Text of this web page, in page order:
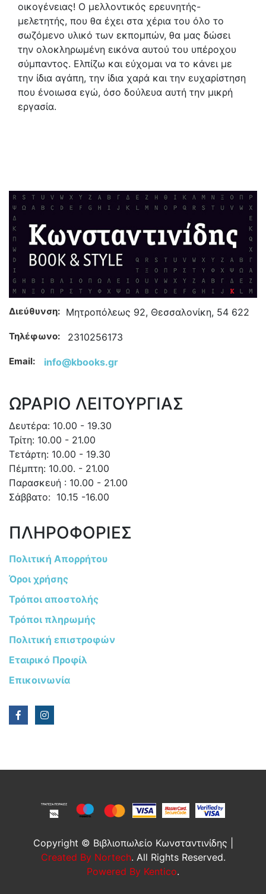
οικογένειας! Ο μελλοντικός ερευνητής-
μελετητής, που θα έχει στα χέρια του όλο το
σωζόμενο υλικό των εκπομπών, θα μας δώσει
την ολοκληρωμένη εικόνα αυτού του υπέροχου
σύμπαντος. Ελπίζω και εύχομαι να το κάνει με
την ίδια αγάπη, την ίδια χαρά και την ευχαρίστηση
που ένοιωσα εγώ, όσο δούλευα αυτή την μικρή
εργασία.
Διεύθυνση: Μητροπόλεως 92, Θεσσαλονίκη, 54 622
Τηλέφωνο: 2310256173
Email: info@kbooks.gr
ΩΡΑΡΙΟ ΛΕΙΤΟΥΡΓΙΑΣ
Δευτέρα: 10.00 - 19.30
Τρίτη: 10.00 - 21.00
Τετάρτη: 10.00 - 19.30
Πέμπτη: 10.00. - 21.00
Παρασκευή : 10.00 - 21.00
Σάββατο: 10.15 -16.00
ΠΛΗΡΟΦΟΡΙΕΣ
Πολιτική Απορρήτου
Όροι χρήσης
Τρόποι αποστολής
Τρόποι πληρωμής
Πολιτική επιστροφών
Εταιρικό Προφίλ
Επικοινωνία
Copyright © Βιβλιοπωλείο Κωνσταντινίδης |
Created By Nortech. All Rights Reserved.
Powered By Kentico.